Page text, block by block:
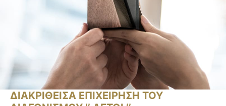
ΔΙΑΚΡΙΘΕΙΣΑ ΕΠΙΧΕΙΡΗΣΗ ΤΟΥ